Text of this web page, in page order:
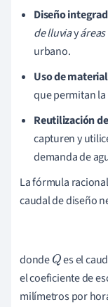
Diseño
de lluviay
urbano.
Uso de
que permitan
Reutilización
capturen y
demanda de
La fórmula
caudal de diseño
dondeQ es el
el coeficiente de
milímetros por